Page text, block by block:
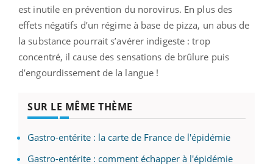
est inutile en prévention du norovirus. En plus des
effets négatifs d’un régime à base de pizza, un abus de
la substance pourrait s’avérer indigeste : trop
concentré, il cause des sensations de brûlure puis
d’engourdissement de la langue !
SUR LE MÊME THÈME
Gastro-entérite : la carte de France de l'épidémie
Gastro-entérite : comment échapper à l'épidémie